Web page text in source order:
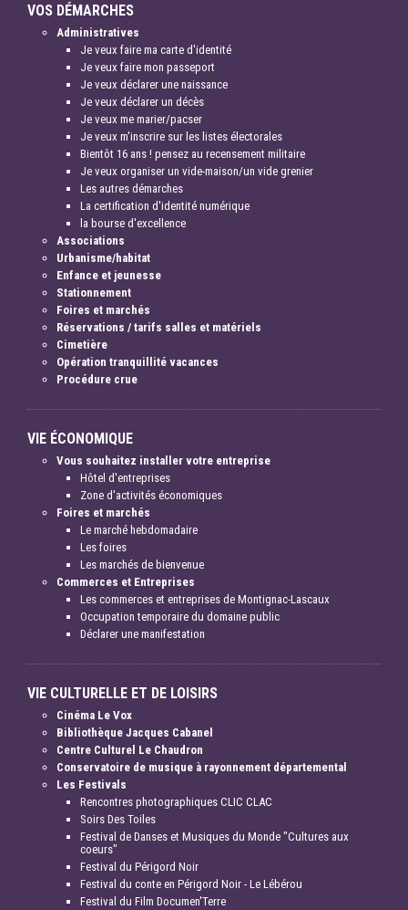
VOS DÉMARCHES
Administratives
Je veux faire ma carte d'identité
Je veux faire mon passeport
Je veux déclarer une naissance
Je veux déclarer un décès
Je veux me marier/pacser
Je veux m'inscrire sur les listes électorales
Bientôt 16 ans ! pensez au recensement militaire
Je veux organiser un vide-maison/un vide grenier
Les autres démarches
La certification d'identité numérique
la bourse d'excellence
Associations
Urbanisme/habitat
Enfance et jeunesse
Stationnement
Foires et marchés
Réservations / tarifs salles et matériels
Cimetière
Opération tranquillité vacances
Procédure crue
VIE ÉCONOMIQUE
Vous souhaitez installer votre entreprise
Hôtel d'entreprises
Zone d'activités économiques
Foires et marchés
Le marché hebdomadaire
Les foires
Les marchés de bienvenue
Commerces et Entreprises
Les commerces et entreprises de Montignac-Lascaux
Occupation temporaire du domaine public
Déclarer une manifestation
VIE CULTURELLE ET DE LOISIRS
Cinéma Le Vox
Bibliothèque Jacques Cabanel
Centre Culturel Le Chaudron
Conservatoire de musique à rayonnement départemental
Les Festivals
Rencontres photographiques CLIC CLAC
Soirs Des Toiles
Festival de Danses et Musiques du Monde "Cultures aux
coeurs"
Festival du Périgord Noir
Festival du conte en Périgord Noir - Le Lébérou
Festival du Film Documen'Terre